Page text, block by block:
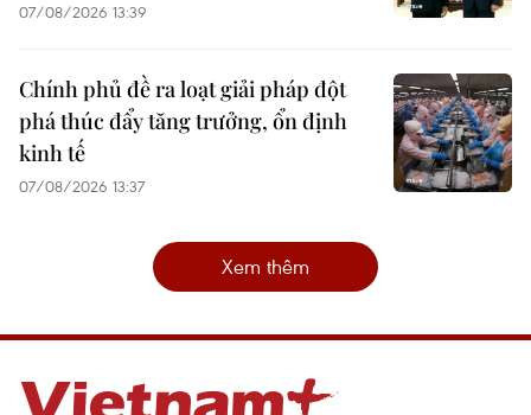
07/08/2026 13:39
Chính phủ đề ra loạt giải pháp đột
phá thúc đẩy tăng trưởng, ổn định
kinh tế
07/08/2026 13:37
Xem thêm